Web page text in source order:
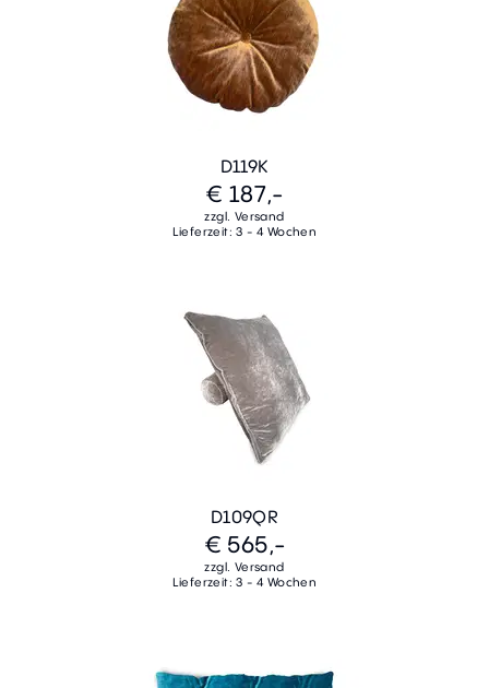
D119K
€ 187,-
zzgl. Versand
Lieferzeit: 3 - 4 Wochen
D109QR
€ 565,-
zzgl. Versand
Lieferzeit: 3 - 4 Wochen